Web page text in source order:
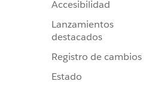
Accesibilidad
Lanzamientos
destacados
Registro de cambios
Estado